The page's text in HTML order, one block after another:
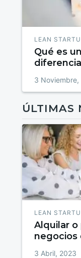
LEAN
Qué es
3 Noviembre,
ÚLTIMAS
LEAN
Alquilar o
negocios
3 Abril, 2023